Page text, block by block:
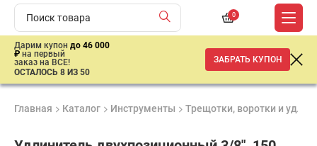
0
Дарим купон до 46 000
₽ на первый
заказ на ВСЕ!
ОСТАЛОСЬ 8 ИЗ 50
ЗАБРАТЬ КУПОН
Главная Каталог Инструменты Трещотки, воротки и